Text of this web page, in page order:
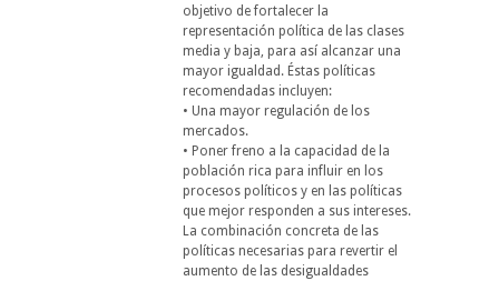
objetivo de fortalecer la
representación política de las clases
media y baja, para así alcanzar una
mayor igualdad. Éstas políticas
recomendadas incluyen:
• Una mayor regulación de los
mercados.
• Poner freno a la capacidad de la
población rica para influir en los
procesos políticos y en las políticas
que mejor responden a sus intereses.
La combinación concreta de las
políticas necesarias para revertir el
aumento de las desigualdades